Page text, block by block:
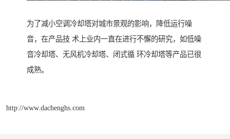
为了减小空调冷却塔对城市景观的影响，降低运行噪
音，在产品技 术上业内一直在进行不懈的研究，如低噪
音冷却塔、无风机冷却塔、闭式循 环冷却塔等产品已很
成熟。
http://www.dachenghs.com